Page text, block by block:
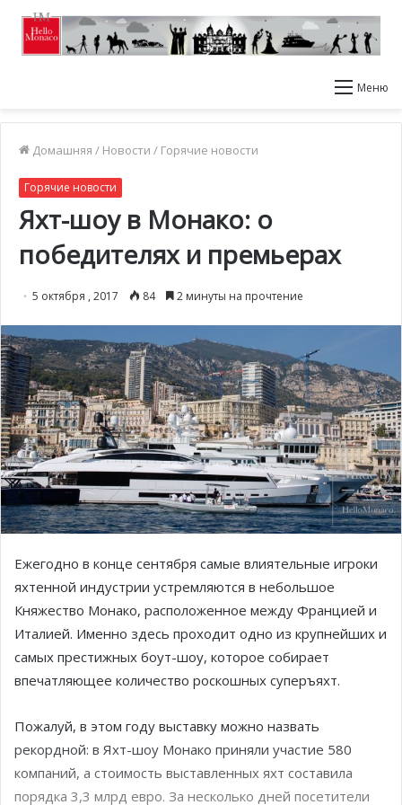
Меню
Домашняя / Новости / Горячие новости
Горячие новости
Яхт-шоу в Монако: о
победителях и премьерах
5 октября , 2017 84 2 минуты на прочтение
Ежегодно в конце сентября самые влиятельные игроки
яхтенной индустрии устремляются в небольшое
Княжество Монако, расположенное между Францией и
Италией. Именно здесь проходит одно из крупнейших и
самых престижных боут-шоу, которое собирает
впечатляющее количество роскошных суперъяхт.
Пожалуй, в этом году выставку можно назвать
рекордной: в Яхт-шоу Монако приняли участие 580
компаний, а стоимость выставленных яхт составила
порядка 3,3 млрд евро. За несколько дней посетители